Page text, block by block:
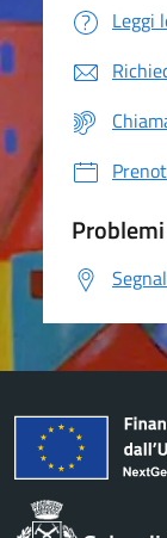
Leggi